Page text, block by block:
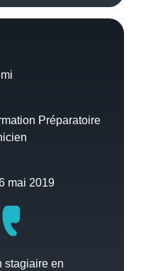
Préparatoire
mai 2019
stagiaire en